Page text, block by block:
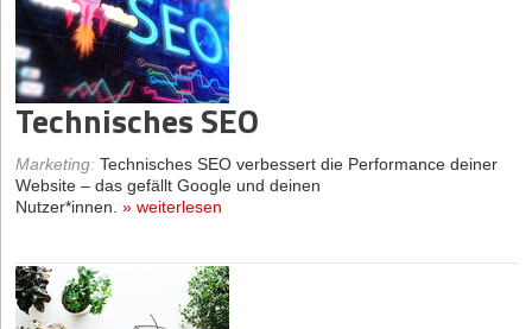
Technisches SEO
Marketing: Technisches SEO verbessert die Performance deiner
Website – das gefällt Google und deinen
Nutzer*innen. » weiterlesen